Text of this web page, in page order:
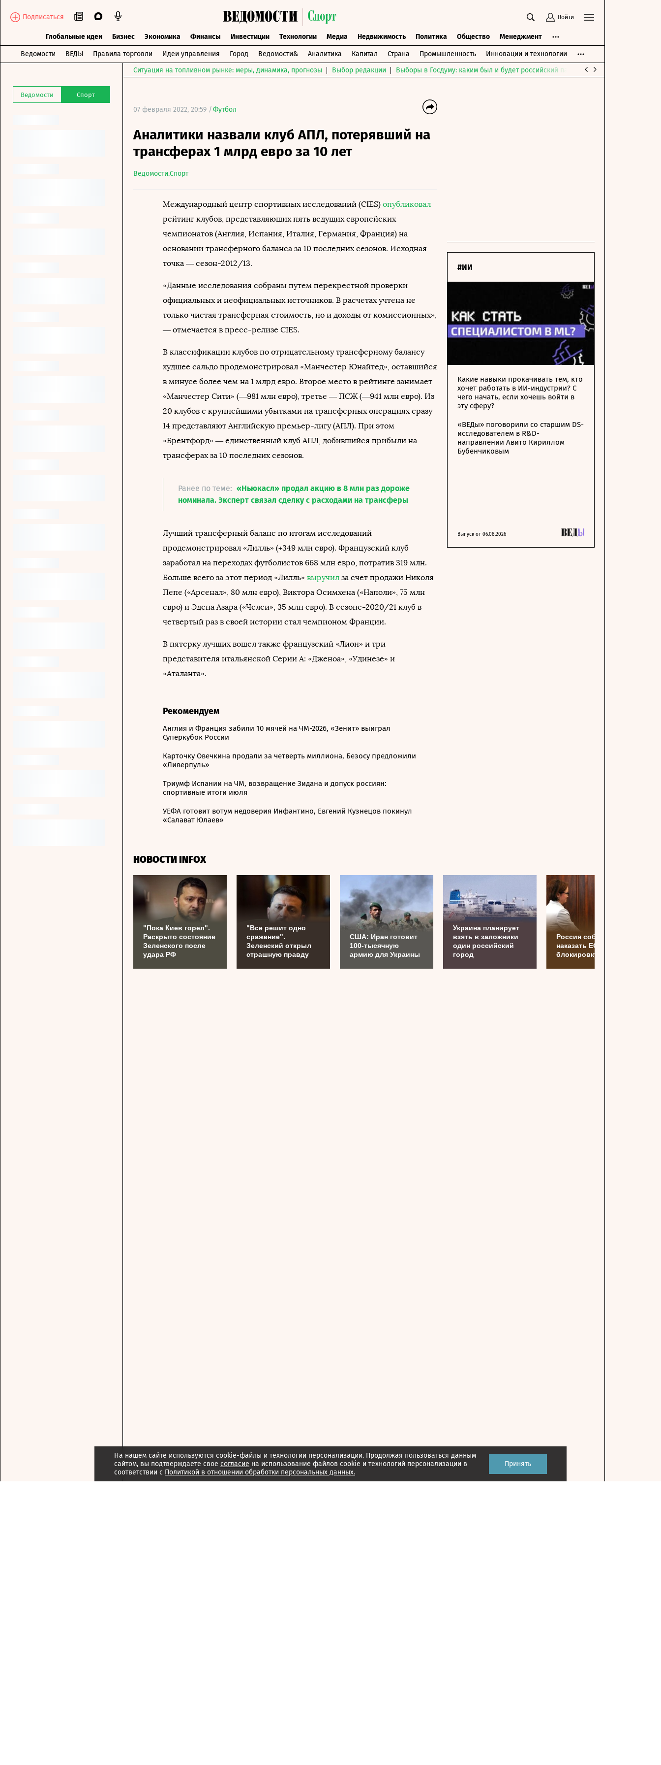
На нашем сайте используются cookie-файлы и технологии персонализации. Продолжая пользоваться данным
сайтом, вы подтверждаете свое согласие на использование файлов cookie и технологий персонализации в
соответствии с Политикой в отношении обработки персональных данных.
Принять
Подписаться Войти
Глобальные идеи Бизнес Экономика Финансы Инвестиции Технологии Медиа Недвижимость Политика Общество Менеджмент
Ведомости ВЕДЫ Правила торговли Идеи управления Город Ведомости& Аналитика Капитал Страна Промышленность Инновации и технологии
Ведомости Спорт
Ситуация на топливном рынке: меры, динамика, прогнозы Выбор редакции Выборы в Госдуму: каким был и будет российский парламент
07 февраля 2022, 20:59 /Футбол
Аналитики назвали клуб АПЛ, потерявший на
трансферах 1 млрд евро за 10 лет
Ведомости.Спорт
Международный центр спортивных исследований (CIES) опубликовал
рейтинг клубов, представляющих пять ведущих европейских
чемпионатов (Англия, Испания, Италия, Германия, Франция) на
основании трансферного баланса за 10 последних сезонов. Исходная
точка — сезон-2012/13.
«Данные исследования собраны путем перекрестной проверки
официальных и неофициальных источников. В расчетах учтена не
только чистая трансферная стоимость, но и доходы от комиссионных»,
— отмечается в пресс-релизе CIES.
В классификации клубов по отрицательному трансферному балансу
худшее сальдо продемонстрировал «Манчестер Юнайтед», оставшийся
в минусе более чем на 1 млрд евро. Второе место в рейтинге занимает
«Манчестер Сити» (—981 млн евро), третье — ПСЖ (—941 млн евро). Из
20 клубов с крупнейшими убытками на трансферных операциях сразу
14 представляют Английскую премьер-лигу (АПЛ). При этом
«Брентфорд» — единственный клуб АПЛ, добившийся прибыли на
трансферах за 10 последних сезонов.
Ранее по теме: «Ньюкасл» продал акцию в 8 млн раз дороже
номинала. Эксперт связал сделку с расходами на трансферы
Лучший трансферный баланс по итогам исследований
продемонстрировал «Лилль» (+349 млн евро). Французский клуб
заработал на переходах футболистов 668 млн евро, потратив 319 млн.
Больше всего за этот период «Лилль» выручил за счет продажи Николя
Пепе («Арсенал», 80 млн евро), Виктора Осимхена («Наполи», 75 млн
евро) и Эдена Азара («Челси», 35 млн евро). В сезоне-2020/21 клуб в
четвертый раз в своей истории стал чемпионом Франции.
В пятерку лучших вошел также французский «Лион» и три
представителя итальянской Серии А: «Дженоа», «Удинезе» и
«Аталанта».
Рекомендуем
Англия и Франция забили 10 мячей на ЧМ-2026, «Зенит» выиграл
Суперкубок России
Карточку Овечкина продали за четверть миллиона, Безосу предложили
«Ливерпуль»
Триумф Испании на ЧМ, возвращение Зидана и допуск россиян:
спортивные итоги июля
УЕФА готовит вотум недоверия Инфантино, Евгений Кузнецов покинул
«Салават Юлаев»
#ИИ
Какие навыки прокачивать тем, кто
хочет работать в ИИ-индустрии? С
чего начать, если хочешь войти в
эту сферу?
«ВЕДы» поговорили со старшим DS-
исследователем в R&D-
направлении Авито Кириллом
Бубенчиковым
Выпуск от 06.08.2026
НОВОСТИ INFOX
"Пока Киев горел".
Раскрыто состояние
Зеленского после
удара РФ
"Все решит одно
сражение".
Зеленский открыл
страшную правду
США: Иран готовит
100-тысячную
армию для Украины
Украина планирует
взять в заложники
один российский
город
Россия собирается
наказать EC за
блокировку активов